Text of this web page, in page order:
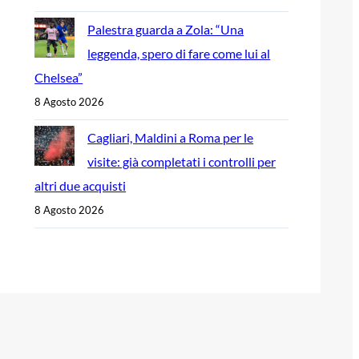
Palestra guarda a Zola: “Una
leggenda, spero di fare come lui al
Chelsea”
8 Agosto 2026
Cagliari, Maldini a Roma per le
visite: già completati i controlli per
altri due acquisti
8 Agosto 2026